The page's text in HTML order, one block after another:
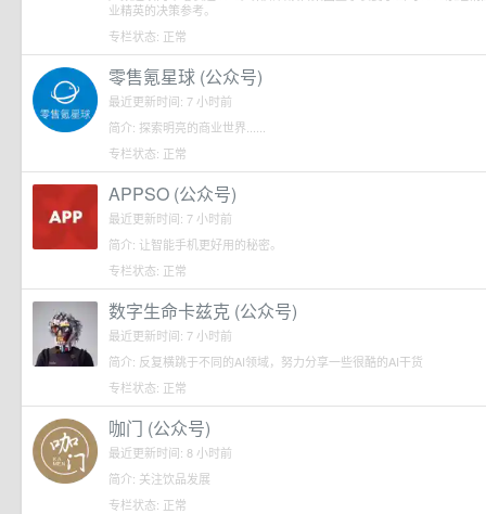
业精英的决策参考。
专栏状态: 正常
零售氪星球 (公众号)
最近更新时间: 7 小时前
简介: 探索明亮的商业世界......
专栏状态: 正常
APPSO (公众号)
最近更新时间: 7 小时前
简介: 让智能手机更好用的秘密。
专栏状态: 正常
数字生命卡兹克 (公众号)
最近更新时间: 7 小时前
简介: 反复横跳于不同的AI领域，努力分享一些很酷的AI干货
专栏状态: 正常
咖门 (公众号)
最近更新时间: 8 小时前
简介: 关注饮品发展
专栏状态: 正常